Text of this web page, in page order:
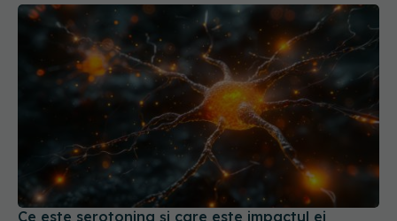
Ce este serotonina și care este impactul ei
asupra stării de spirit. Diferența dintre dopamină
și serotonină